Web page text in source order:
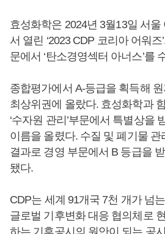
효성화학은 2024년 3월13일 서울
서 열린 ‘2023 CDP 코리아 어워
문에서 ‘탄소경영섹터 아너스’를
종합평가에서 A-등급을 획득해
최상위권에 올랐다. 효성화학과
‘수자원 관리’부문에서 특별상을
이름을 올렸다. 수질 및 폐기물
결과로 경영 부문에서 B 등급을
됐다.
CDP는 세계 91개국 7천 개가 넘
글로벌 기후변화 대응 협의체로